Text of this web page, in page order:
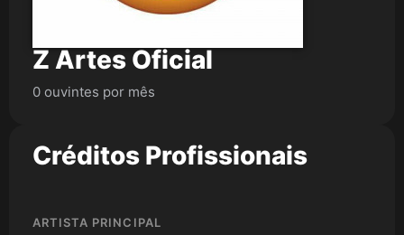
Z Artes Oficial
0 ouvintes por mês
Créditos Profissionais
ARTISTA PRINCIPAL